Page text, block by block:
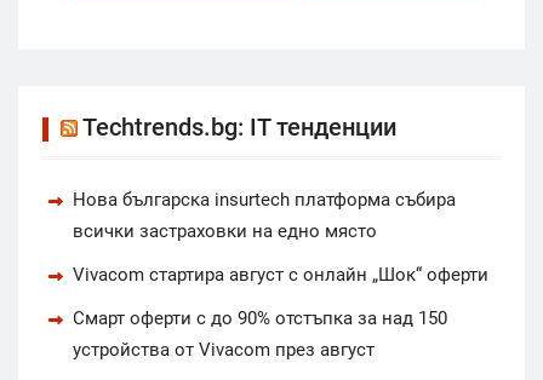
Techtrends.bg: IT тенденции
Нова българска insurtech платформа събира
всички застраховки на едно място
Vivacom стартира август с онлайн „Шок“ оферти
Смарт оферти с до 90% отстъпка за над 150
устройства от Vivacom през август